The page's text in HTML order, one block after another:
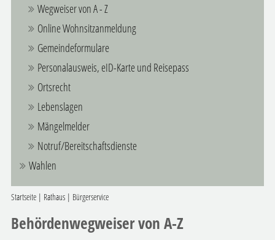
Wegweiser von A - Z
Online Wohnsitzanmeldung
Gemeindeformulare
Personalausweis, eID-Karte und Reisepass
Ortsrecht
Lebenslagen
Mängelmelder
Notruf/Bereitschaftsdienste
Wahlen
Startseite| Rathaus| Bürgerservice
Behördenwegweiser von A-Z